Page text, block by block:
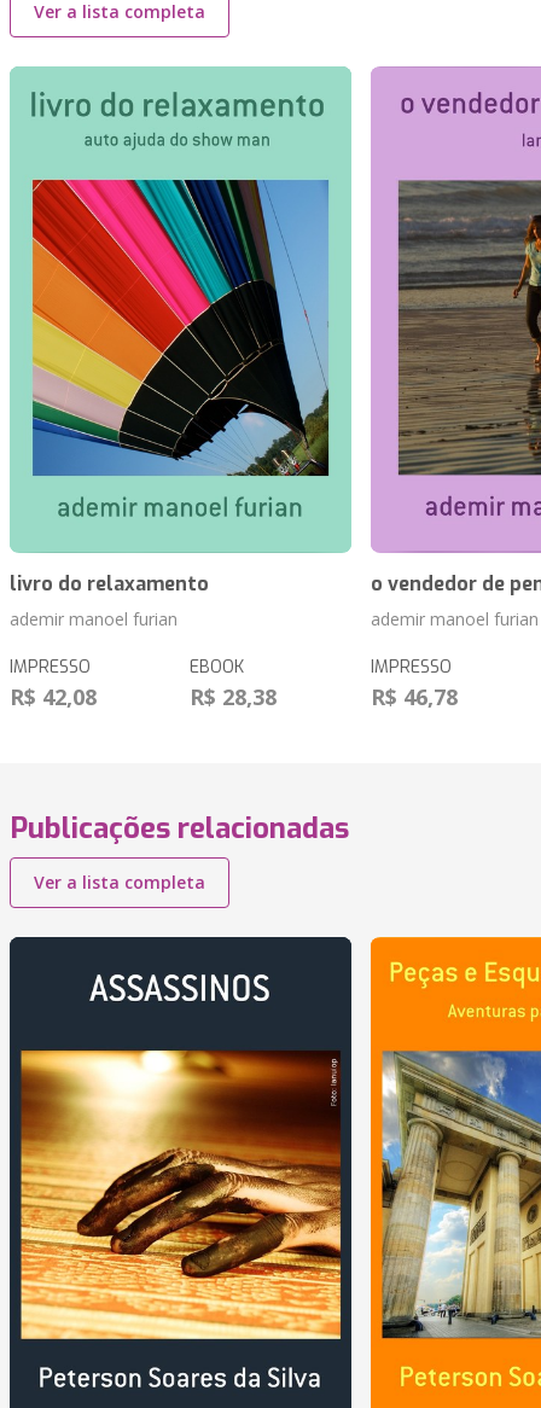
Ver a lista completa
livro do relaxamento
ademir manoel furian
IMPRESSO
R$ 42,08
EBOOK
R$ 28,38
o vendedor de
ademir manoel furian
IMPRESSO
R$ 46,78
Publicações relacionadas
Ver a lista completa